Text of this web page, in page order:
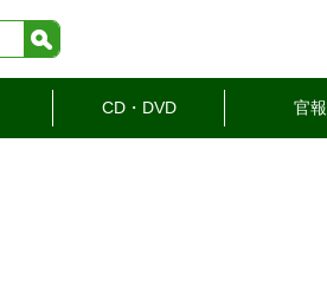
CD・DVD 官報